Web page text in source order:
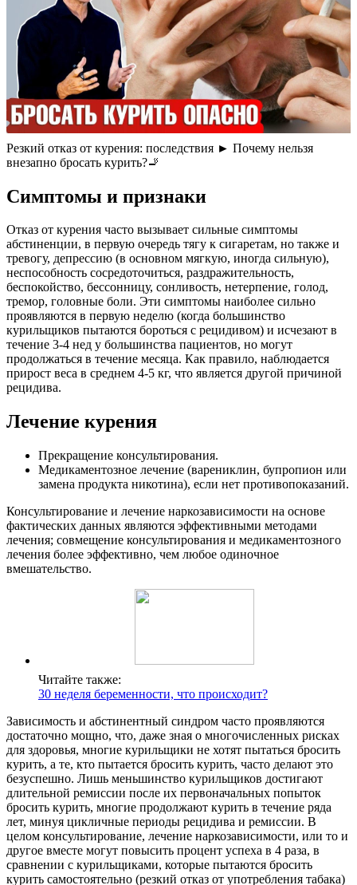
Резкий отказ от курения: последствия ► Почему нельзя
внезапно бросать курить?🚬
Симптомы и признаки
Отказ от курения часто вызывает сильные симптомы
абстиненции, в первую очередь тягу к сигаретам, но также и
тревогу, депрессию (в основном мягкую, иногда сильную),
неспособность сосредоточиться, раздражительность,
беспокойство, бессонницу, сонливость, нетерпение, голод,
тремор, головные боли. Эти симптомы наиболее сильно
проявляются в первую неделю (когда большинство
курильщиков пытаются бороться с рецидивом) и исчезают в
течение 3-4 нед у большинства пациентов, но могут
продолжаться в течение месяца. Как правило, наблюдается
прирост веса в среднем 4-5 кг, что является другой причиной
рецидива.
Лечение курения
Прекращение консультирования.
Медикаментозное лечение (варениклин, бупропион или
замена продукта никотина), если нет противопоказаний.
Консультирование и лечение наркозависимости на основе
фактических данных являются эффективными методами
лечения; совмещение консультирования и медикаментозного
лечения более эффективно, чем любое одиночное
вмешательство.
Читайте также:
30 неделя беременности, что происходит?
Зависимость и абстинентный синдром часто проявляются
достаточно мощно, что, даже зная о многочисленных рисках
для здоровья, многие курильщики не хотят пытаться бросить
курить, а те, кто пытается бросить курить, часто делают это
безуспешно. Лишь меньшинство курильщиков достигают
длительной ремиссии после их первоначальных попыток
бросить курить, многие продолжают курить в течение ряда
лет, минуя цикличные периоды рецидива и ремиссии. В
целом консультирование, лечение наркозависимости, или то и
другое вместе могут повысить процент успеха в 4 раза, в
сравнении с курильщиками, которые пытаются бросить
курить самостоятельно (резкий отказ от употребления табака)